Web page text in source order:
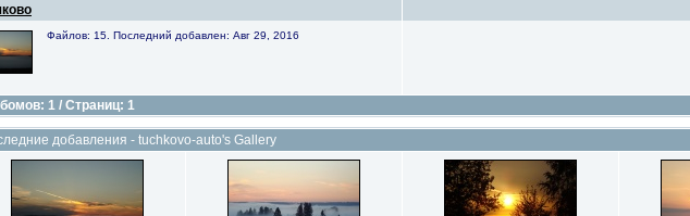
Файлов: 15. Последний добавлен: Авг 29, 2016
1 / Страниц: 1
добавления - tuchkovo-auto's Gallery